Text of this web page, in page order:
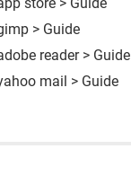
> Guide
reader> Guide
mail > Guide